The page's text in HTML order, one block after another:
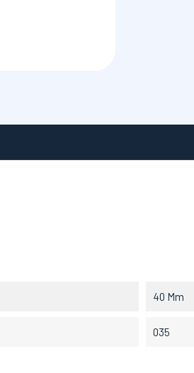
40 Mm
035